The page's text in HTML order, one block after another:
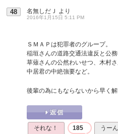
48 名無しだＪ より
2016年1月15日 5:11 PM
ＳＭＡＰは犯罪者のグループ。
稲垣さんの道路交通法違反と公
草薙さんの公然わいせつ、木村
中居君の中絶強要など。
後輩の為にもならないから早く解
それな！ 185 うー